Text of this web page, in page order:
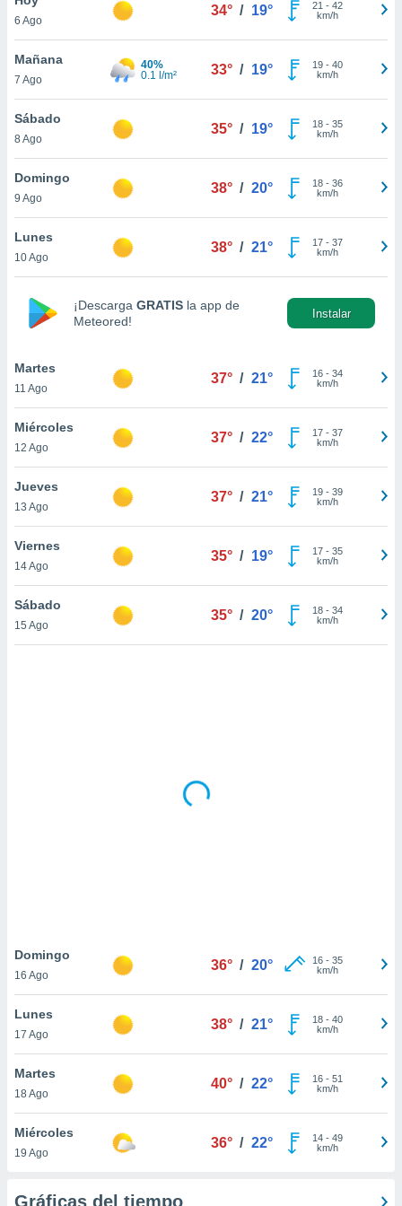
en
más
nuestra
de
aceptar
de
sitio
En
sean
el sitio
ni para
o
similares
como
sitio
de
traten tus
en
interés
su
6 Ago
34° / 19° 21 - 42
km/h
Mañana
7 Ago
40%
0.1 l/m²
33° / 19° 19- 40
km/h
Sábado
8 Ago
35° / 19° 18- 35
km/h
Domingo
9 Ago
38° / 20° 18- 36
km/h
Lunes
10 Ago
38° / 21° 17- 37
km/h
¡Descarga GRATIS la app de
Meteored!
Instalar
Martes
11 Ago
37° / 21° 16- 34
km/h
Miércoles
12 Ago
37° / 22° 17- 37
km/h
Jueves
13 Ago
37° / 21° 19- 39
km/h
Viernes
14 Ago
35° / 19° 17- 35
km/h
Sábado
15 Ago
35° / 20° 18- 34
km/h
Domingo
16 Ago
36° / 20° 16- 35
km/h
Lunes
17 Ago
38° / 21° 18- 40
km/h
Martes
18 Ago
40° / 22° 16- 51
km/h
Miércoles
19 Ago
36° / 22° 14- 49
km/h
Gráficas del tiempo